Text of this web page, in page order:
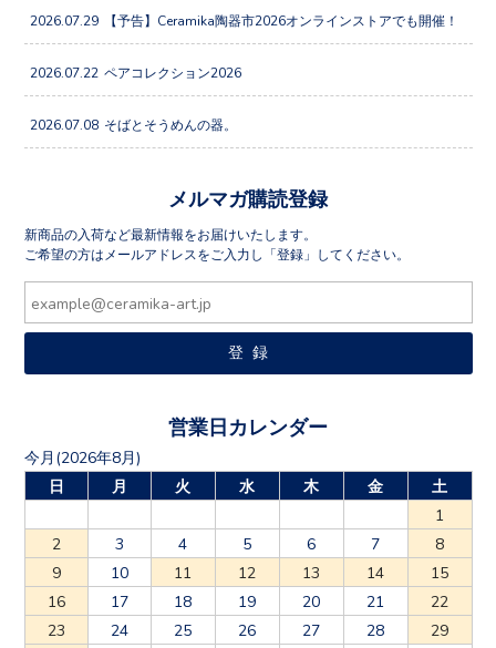
2026.07.29 【予告】Ceramika陶器市2026オンラインストアでも開催！
2026.07.22 ペアコレクション2026
2026.07.08 そばとそうめんの器。
メルマガ購読登録
新商品の入荷など最新情報をお届けいたします。
ご希望の方はメールアドレスをご入力し「登録」してください。
営業日カレンダー
今月(2026年8月)
日
月 火 水 木 金
土
1
2
3 4 5 6 7
8
9
10 11 12 13 14
15
16
17 18 19 20 21
22
23
24 25 26 27 28
29